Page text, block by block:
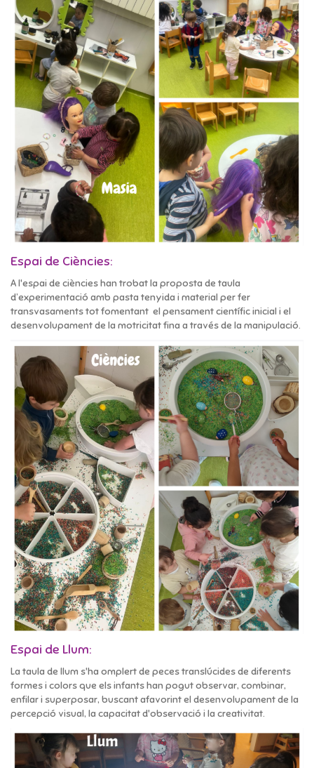
Espai de Ciències:
A l'espai de ciències han trobat la proposta de taula
d’experimentació amb pasta tenyida i material per fer
transvasaments tot fomentant el pensament científic inicial i el
desenvolupament de la motricitat fina a través de la manipulació.
Espai de Llum:
La taula de llum s'ha omplert de peces translúcides de diferents
formes i colors que els infants han pogut observar, combinar,
enfilar i superposar, buscant afavorint el desenvolupament de la
percepció visual, la capacitat d'observació i la creativitat.